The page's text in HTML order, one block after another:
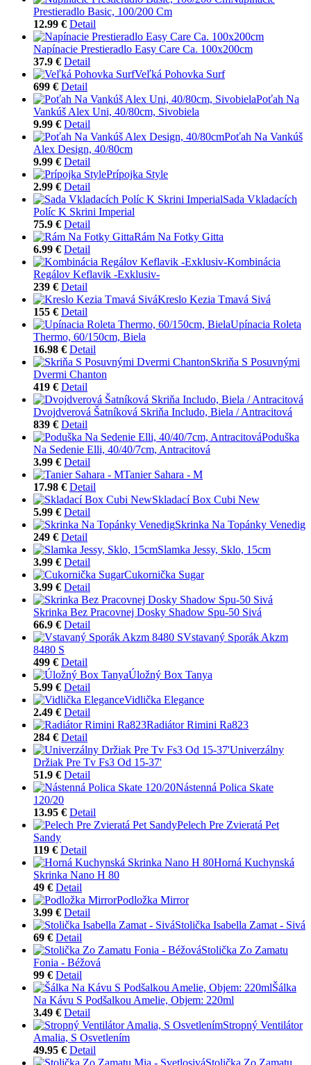
Prestieradlo Basic, 100/200 Cm
12.99 € Detail
Napínacie Prestieradlo Easy Care Ca. 100x200cm
37.9 € Detail
Veľká Pohovka Surf
699 € Detail
Poťah Na
Vankúš Alex Uni, 40/80cm, Sivobiela
9.99 € Detail
Poťah Na Vankúš
Alex Design, 40/80cm
9.99 € Detail
Prípojka Style
2.99 € Detail
Sada Vkladacích
Políc K Skrini Imperial
75.9 € Detail
Rám Na Fotky Gitta
6.99 € Detail
Kombinácia
Regálov Keflavik -Exklusiv-
239 € Detail
Kreslo Kezia Tmavá Sivá
155 € Detail
Upínacia Roleta
Thermo, 60/150cm, Biela
16.98 € Detail
Skriňa S Posuvnými
Dvermi Chanton
419 € Detail
Dvojdverová Šatníková Skriňa Includo, Biela / Antracitová
839 € Detail
Poduška
Na Sedenie Elli, 40/40/7cm, Antracitová
3.99 € Detail
Tanier Sahara - M
17.98 € Detail
Skladací Box Cubi New
5.99 € Detail
Skrinka Na Topánky Venedig
249 € Detail
Slamka Jessy, Sklo, 15cm
3.99 € Detail
Cukornička Sugar
3.99 € Detail
Skrinka Bez Pracovnej Dosky Shadow Spu-50 Sivá
66.9 € Detail
Vstavaný Sporák Akzm
8480 S
499 € Detail
Úložný Box Tanya
5.99 € Detail
Vidlička Elegance
2.49 € Detail
Radiátor Rimini Ra823
284 € Detail
Univerzálny
Držiak Pre Tv Fs3 Od 15-37'
51.9 € Detail
Nástenná Polica Skate
120/20
13.95 € Detail
Pelech Pre Zvieratá Pet
Sandy
119 € Detail
Horná Kuchynská
Skrinka Nano H 80
49 € Detail
Podložka Mirror
3.99 € Detail
Stolička Isabella Zamat - Sivá
69 € Detail
Stolička Zo Zamatu
Fonia - Béžová
99 € Detail
Šálka
Na Kávu S Podšalkou Amelie, Objem: 220ml
3.49 € Detail
Stropný Ventilátor
Amalia, S Osvetlením
49.95 € Detail
Stolička Zo Zamatu